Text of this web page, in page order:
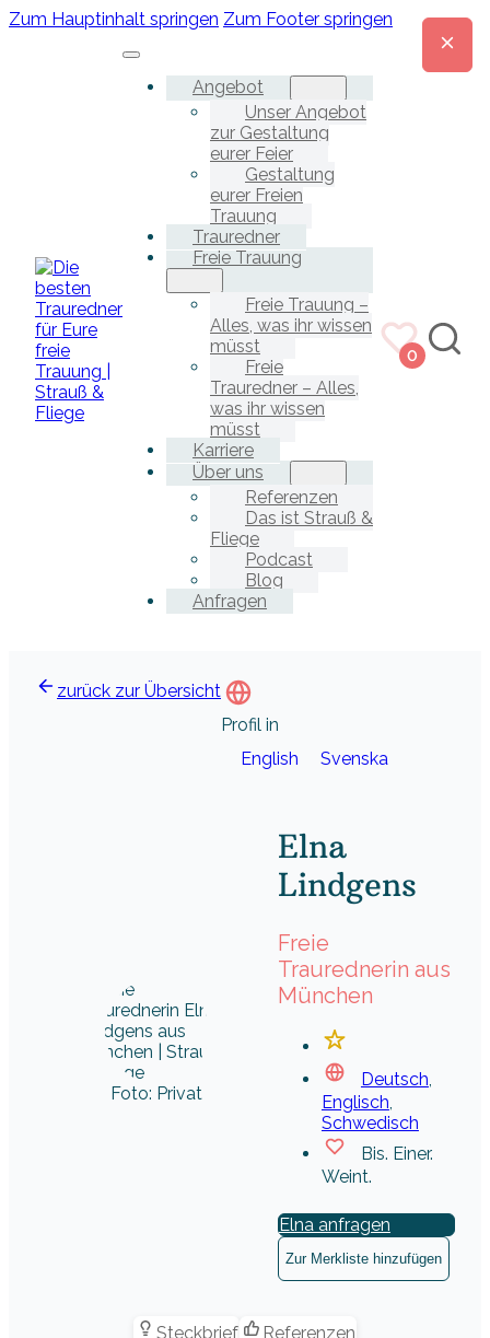
Zum Hauptinhalt springen Zum Footer springen
Angebot
Unser Angebot
zur Gestaltung
eurer Feier
Gestaltung
eurer Freien
Trauung
Trauredner
Freie Trauung
Freie Trauung –
Alles, was ihr wissen
müsst
Freie
Trauredner – Alles,
was ihr wissen
müsst
Karriere
Über uns
Referenzen
Das ist Strauß &
Fliege
Podcast
Blog
Anfragen
0
zurück zur Übersicht
Profil in
English
Svenska
Foto: Privat
Elna
Lindgens
Freie
Traurednerin aus
München
Deutsch,
Englisch,
Schwedisch
Bis. Einer.
Weint.
Elna anfragen
Zur Merkliste hinzufügen
Steckbrief Referenzen